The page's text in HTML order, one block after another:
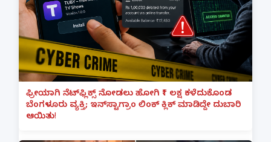
ಫ್ರೀಯಾಗಿ ನೆಟ್‌ಫ್ಲಿಕ್ಸ್ ನೋಡಲು ಹೋಗಿ ₹1 ಲಕ್ಷ ಕಳೆದುಕೊಂಡ
ಬೆಂಗಳೂರು ವ್ಯಕ್ತಿ; ಇನ್‌ಸ್ಟಾಗ್ರಾಂ ಲಿಂಕ್ ಕ್ಲಿಕ್ ಮಾಡಿದ್ದೇ ದುಬಾರಿ
ಆಯಿತು!